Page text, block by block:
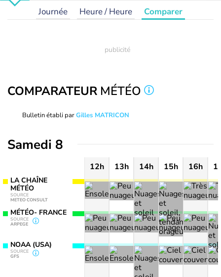
Journée Heure / Heure Comparer
COMPARATEUR MÉTÉO
Bulletin établi parGilles MATRICON
Samedi 8
LA CHAÎNE
MÉTÉO
SOURCE
METEO CONSULT
MÉTÉO- FRANCE
SOURCE
ARPEGE
NOAA (USA)
SOURCE
GFS
12h 13h 14h 15h 16h